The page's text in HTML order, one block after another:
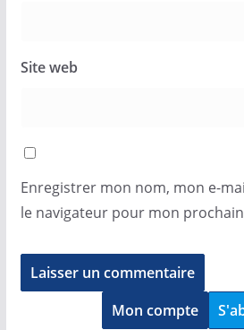
Site web
Enregistrer mon nom, mon e-
le navigateur pour mon
Mon compte